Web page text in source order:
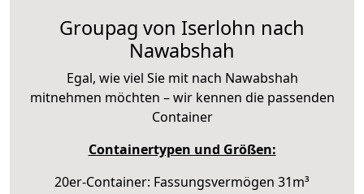
Groupag von Iserlohn nach
Nawabshah
Egal, wie viel Sie mit nach Nawabshah
mitnehmen möchten – wir kennen die passenden
Container
Containertypen und Größen:
20er-Container: Fassungsvermögen 31m³